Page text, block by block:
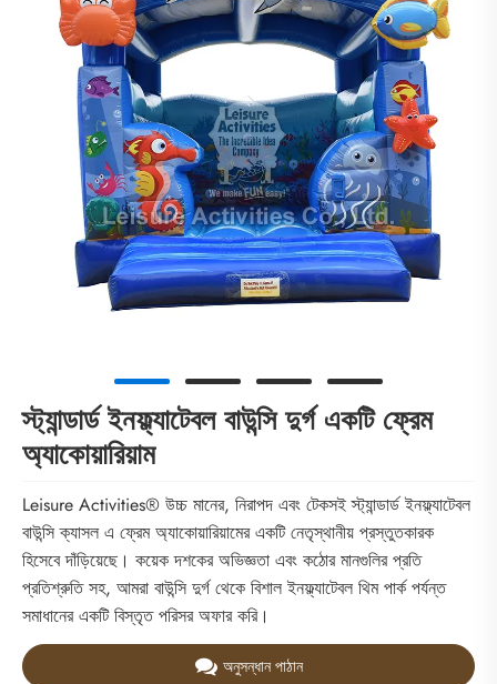
স্ট্যান্ডার্ড ইনফ্ল্যাটেবল বাউন্সি দুর্গ একটি ফ্রেম
অ্যাকোয়ারিয়াম
Leisure Activities® উচ্চ মানের, নিরাপদ এবং টেকসই স্ট্যান্ডার্ড ইনফ্ল্যাটেবল
বাউন্সি ক্যাসল এ ফ্রেম অ্যাকোয়ারিয়ামের একটি নেতৃস্থানীয় প্রস্তুতকারক
হিসেবে দাঁড়িয়েছে। কয়েক দশকের অভিজ্ঞতা এবং কঠোর মানগুলির প্রতি
প্রতিশ্রুতি সহ, আমরা বাউন্সি দুর্গ থেকে বিশাল ইনফ্ল্যাটেবল থিম পার্ক পর্যন্ত
সমাধানের একটি বিস্তৃত পরিসর অফার করি।
অনুসন্ধান পাঠান